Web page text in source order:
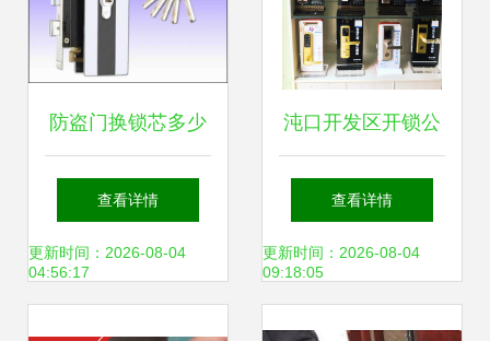
防盗门换锁芯多少
钱？酷家乐锁具销
售及维修服务详解
查看详情
更新时间：2026-08-04
04:56:17
沌口开发区开锁公
司 专业锁具销售与
维修服务，信赖之
查看详情
更新时间：2026-08-04
09:18:05